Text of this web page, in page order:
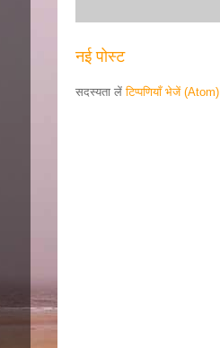
नई पोस्ट
सदस्यता लेंटिप्पणियाँ भेजें (Atom)